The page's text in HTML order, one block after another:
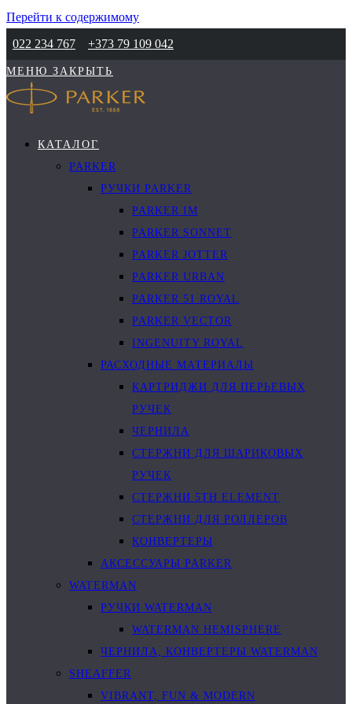
Перейти к содержимому
022 234 767
+373 79 109 042
МЕНЮ ЗАКРЫТЬ
КАТАЛОГ
PARKER
РУЧКИ PARKER
PARKER IM
PARKER SONNET
PARKER JOTTER
PARKER URBAN
PARKER 51 ROYAL
PARKER VECTOR
INGENUITY ROYAL
РАСХОДНЫЕ МАТЕРИАЛЫ
КАРТРИДЖИ ДЛЯ ПЕРЬЕВЫХ
РУЧЕК
ЧЕРНИЛА
СТЕРЖНИ ДЛЯ ШАРИКОВЫХ
РУЧЕК
СТЕРЖНИ 5TH ELEMENT
СТЕРЖНИ ДЛЯ РОЛЛЕРОВ
КОНВЕРТЕРЫ
АКСЕССУАРЫ PARKER
WATERMAN
РУЧКИ WATERMAN
WATERMAN HEMISPHERE
ЧЕРНИЛА, КОНВЕРТЕРЫ WATERMAN
SHEAFFER
VIBRANT, FUN & MODERN